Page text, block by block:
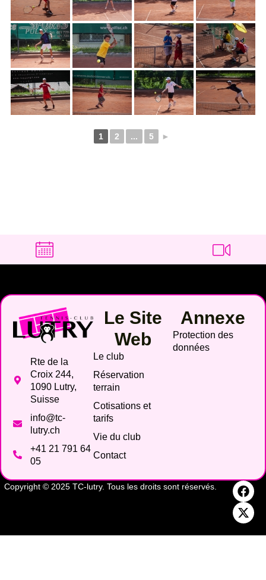
1 2 ... 5 ►
Rte de la
Croix 244,
1090 Lutry,
Suisse
info@tc-
lutry.ch
+41 21 791 64
05
Le Site
Web
Le club
Réservation
terrain
Cotisations et
tarifs
Vie du club
Contact
Annexe
Protection des
données
Copyright © 2025 TC-lutry. Tous les droits sont réservés.